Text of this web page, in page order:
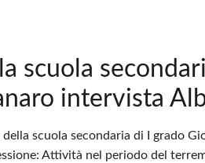
scuola
intervista
scuola secondaria di I grado
Attività nel periodo del